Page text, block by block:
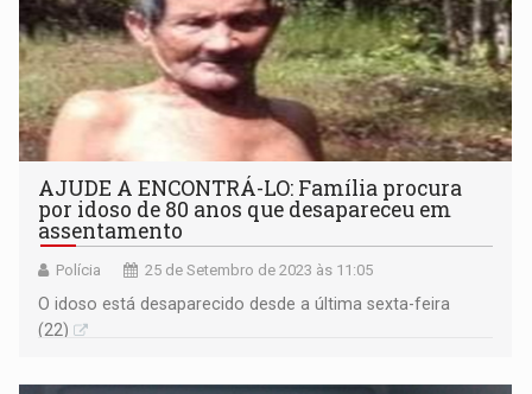
AJUDE A ENCONTRÁ-LO: Família procura
por idoso de 80 anos que desapareceu em
assentamento
Polícia 25 de Setembro de 2023 às 11:05
O idoso está desaparecido desde a última sexta-feira
(22)